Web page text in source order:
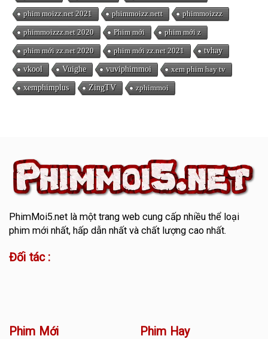
phim moizz.net 2021 phimmoizz.nett phimmoizzz
phimmoizzz.net 2020 Phim mới phim mới z
phim mới zz.net 2020 phim mới zz.net 2021 tvhay
vkool Vuighe vuviphimmoi xem phim hay tv
xemphimplus ZingTV zphimmoi
PhimMoi5.netlà một trang web cung cấp nhiều thể loại
phim mới nhất, hấp dẫn nhất và chất lượng cao nhất.
Đối tác :
Phim Mới Phim Hay